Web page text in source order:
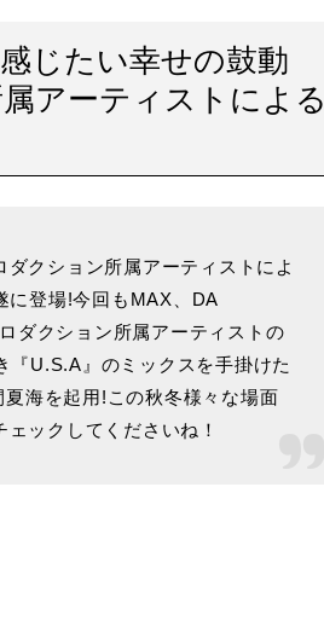
じたい幸せの鼓動
アーティストによる
クション所属アーティストによ
に登場!今回もMAX、DA
ダクション所属アーティストの
『U.S.A』のミックスを手掛けた
海を起用!この秋冬様々な場面
ックしてくださいね！